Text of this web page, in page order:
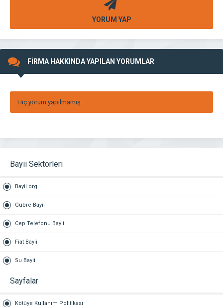
YORUM YAP
FİRMA HAKKINDA YAPILAN YORUMLAR
Hiç yorum yapılmamış.
Bayii Sektörleri
Bayii.org
Gubre Bayii
Cep Telefonu Bayii
Fiat Bayii
Su Bayii
Sayfalar
Kötüye Kullanım Politikası